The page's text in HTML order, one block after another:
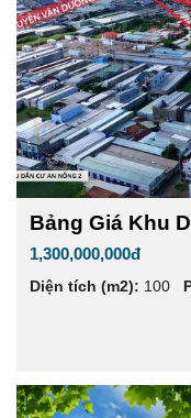
Bảng Giá Khu
1,300,000,000đ
Diện tích (m2): 100